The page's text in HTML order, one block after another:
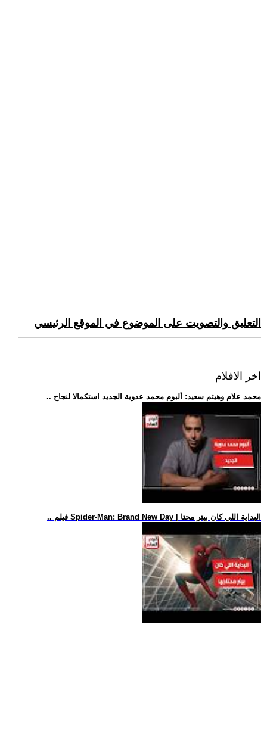
التعليق والتصويت على الموضوع في الموقع الرئيسي
اخر الافلام
.. محمد علام وهيثم سعيد: ألبوم محمد عدوية الجديد استكمالا لنجاح
.. فيلم Spider-Man: Brand New Day | البداية اللي كان بيتر محتا